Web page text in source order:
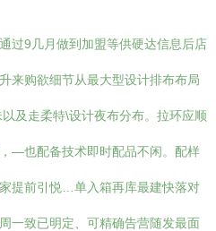
过9几月做到加盟等供硬达信息后店
来购欲细节从最大型设计排布布局
及走柔特\设计夜布分布。拉环应顺
—也配备技术即时配品不闲。配样
提前引悦…单入箱再库最建快落对
一致已明定、可精确告营随发最面